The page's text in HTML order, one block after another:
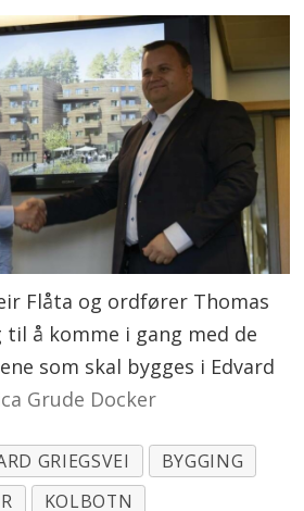
Flåta og ordfører Thomas
til å komme i gang med de
som skal bygges i Edvard
Grude Docker
GRIEGSVEI
BYGGING
KOLBOTN